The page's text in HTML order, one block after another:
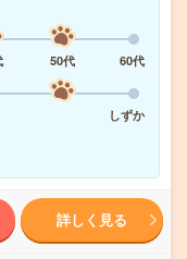
50代
60代
しずか
詳しく見る